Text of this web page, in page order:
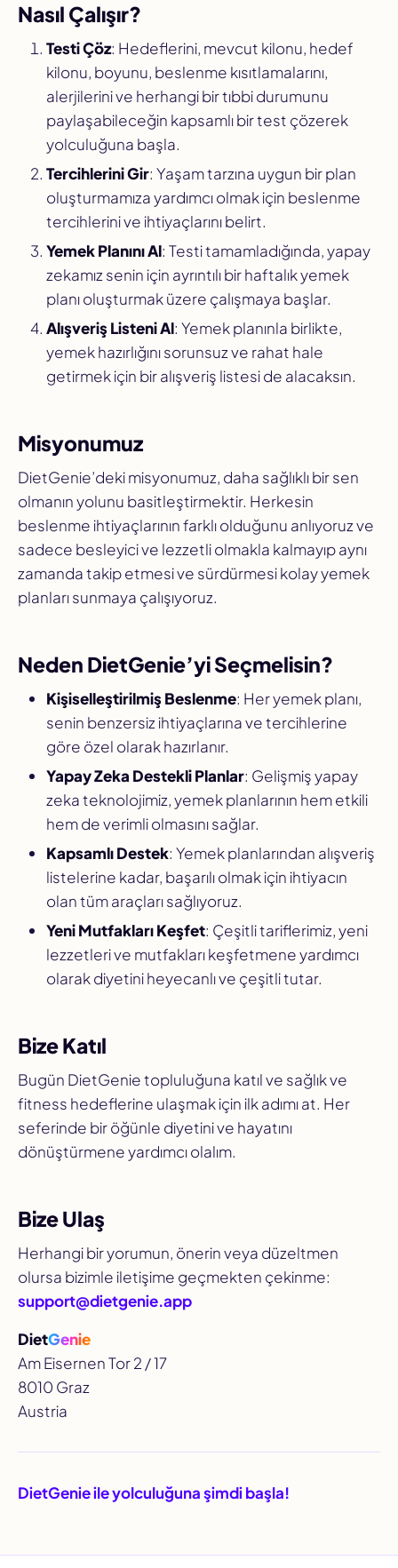
Nasıl Çalışır?
Testi Çöz: Hedeflerini, mevcut kilonu, hedef
kilonu, boyunu, beslenme kısıtlamalarını,
alerjilerini ve herhangi bir tıbbi durumunu
paylaşabileceğin kapsamlı bir test çözerek
yolculuğuna başla.
Tercihlerini Gir: Yaşam tarzına uygun bir plan
oluşturmamıza yardımcı olmak için beslenme
tercihlerini ve ihtiyaçlarını belirt.
Yemek Planını Al: Testi tamamladığında, yapay
zekamız senin için ayrıntılı bir haftalık yemek
planı oluşturmak üzere çalışmaya başlar.
Alışveriş Listeni Al: Yemek planınla birlikte,
yemek hazırlığını sorunsuz ve rahat hale
getirmek için bir alışveriş listesi de alacaksın.
Misyonumuz
DietGenie’deki misyonumuz, daha sağlıklı bir sen
olmanın yolunu basitleştirmektir. Herkesin
beslenme ihtiyaçlarının farklı olduğunu anlıyoruz ve
sadece besleyici ve lezzetli olmakla kalmayıp aynı
zamanda takip etmesi ve sürdürmesi kolay yemek
planları sunmaya çalışıyoruz.
Neden DietGenie’yi Seçmelisin?
Kişiselleştirilmiş Beslenme: Her yemek planı,
senin benzersiz ihtiyaçlarına ve tercihlerine
göre özel olarak hazırlanır.
Yapay Zeka Destekli Planlar: Gelişmiş yapay
zeka teknolojimiz, yemek planlarının hem etkili
hem de verimli olmasını sağlar.
Kapsamlı Destek: Yemek planlarından alışveriş
listelerine kadar, başarılı olmak için ihtiyacın
olan tüm araçları sağlıyoruz.
Yeni Mutfakları Keşfet: Çeşitli tariflerimiz, yeni
lezzetleri ve mutfakları keşfetmene yardımcı
olarak diyetini heyecanlı ve çeşitli tutar.
Bize Katıl
Bugün DietGenie topluluğuna katıl ve sağlık ve
fitness hedeflerine ulaşmak için ilk adımı at. Her
seferinde bir öğünle diyetini ve hayatını
dönüştürmene yardımcı olalım.
Bize Ulaş
Herhangi bir yorumun, önerin veya düzeltmen
olursa bizimle iletişime geçmekten çekinme:
support@dietgenie.app
DietGenie
Am Eisernen Tor 2 / 17
8010 Graz
Austria
DietGenie ile yolculuğuna şimdi başla!